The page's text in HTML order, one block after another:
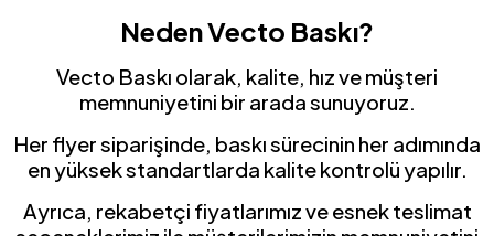
Neden Vecto Baskı?
Vecto Baskı olarak, kalite, hız ve müşteri
memnuniyetini bir arada sunuyoruz.
Her flyer siparişinde, baskı sürecinin her adımında
en yüksek standartlarda kalite kontrolü yapılır.
Ayrıca, rekabetçi fiyatlarımız ve esnek teslimat